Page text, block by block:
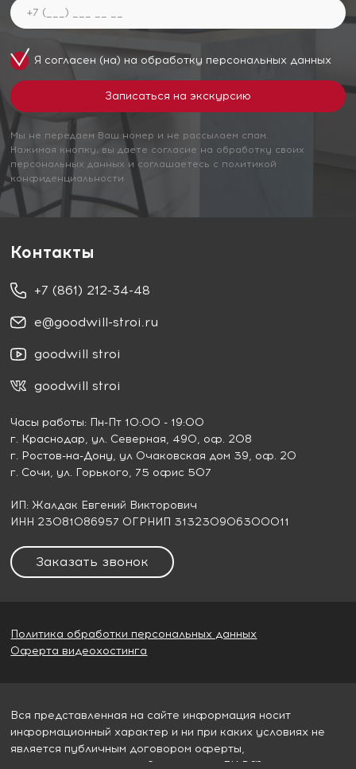
Я согласен (на) на обработку персональных данных
Мы не передаем Ваш номер и не рассылаем спам.
Нажимая кнопку, вы даете согласие на обработку своих
персональных данных и соглашаетесь с политикой
конфиденциальности
Контакты
+7 (861) 212-34-48
e@goodwill-stroi.ru
goodwill stroi
goodwill stroi
Часы работы: Пн-Пт 10:00 - 19:00
г. Краснодар, ул. Северная, 490, оф. 208
г. Ростов-на-Дону, ул Очаковская дом 39, оф. 20
г. Сочи, ул. Горького, 75 офис 507
ИП: Жалдак Евгений Викторович
ИНН 23081086957 ОГРНИП 313230906300011
Заказать звонок
Политика обработки персональных данных
Оферта видеохостинга
Вся представленная на сайте информация носит
информационный характер и ни при каких условиях не
является публичным договором оферты,
определяемым пунктом 2 статьи 437 ГК РФ